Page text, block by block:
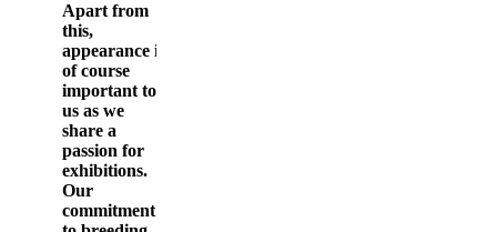
Apart from
this,
appearance is
of course
important to
us as we
share a
passion for
exhibitions.
Our
commitment